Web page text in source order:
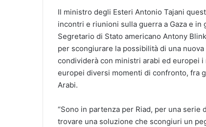
Il ministro degli Esteri Antonio Tajani
incontri e riunioni sulla guerra a Gaza e
Segretario di Stato americano Antony
per scongiurare la possibilità di una
condividerà con ministri arabi ed europei
europei diversi momenti di confronto, fra
Arabi.
“Sono in partenza per Riad, per una
trovare una soluzione che scongiuri un